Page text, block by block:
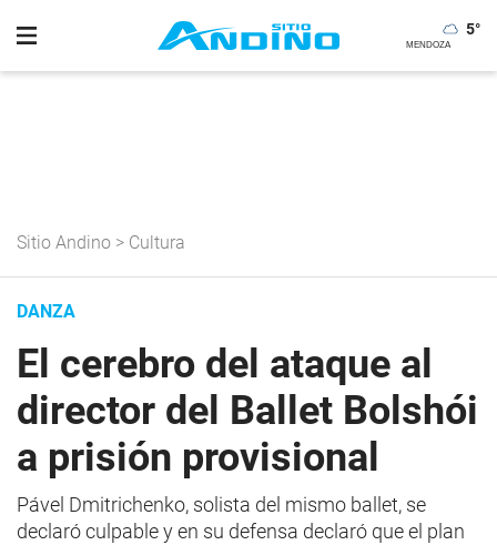
5°
Sitio Andino > Cultura
DANZA
El cerebro del ataque al
director del Ballet Bolshói
a prisión provisional
Pável Dmitrichenko, solista del mismo ballet, se
declaró culpable y en su defensa declaró que el plan